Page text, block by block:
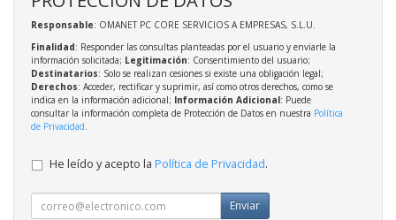
Responsable: OMANET PC CORE SERVICIOS A EMPRESAS, S.L.U.
Finalidad: Responder las consultas planteadas por el usuario y enviarle la
información solicitada; Legitimación: Consentimiento del usuario;
Destinatarios: Solo se realizan cesiones si existe una obligación legal;
Derechos: Acceder, rectificar y suprimir, así como otros derechos, como se
indica en la información adicional; Información Adicional: Puede
consultar la información completa de Protección de Datos en nuestra Política
de Privacidad.
He leído y acepto la Política de Privacidad.
Enviar